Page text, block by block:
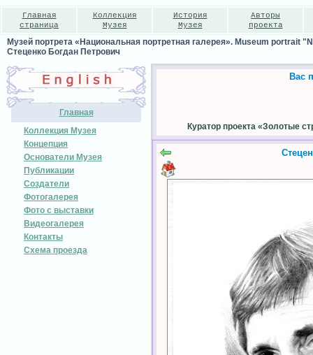
Главная
страница
Коллекция
Музея
История
Музея
Авторы
проекта
Музей портрета «Национальная портретная галерея». Museum portrait
Стеценко Богдан Петрович
Главная
Коллекция Музея
Концепция
Основатели Музея
Публикации
Создатели
Фотогалерея
Фото с выставки
Видеогалерея
Контакты
Схема проезда
Вас
Куратор проекта «Золотые